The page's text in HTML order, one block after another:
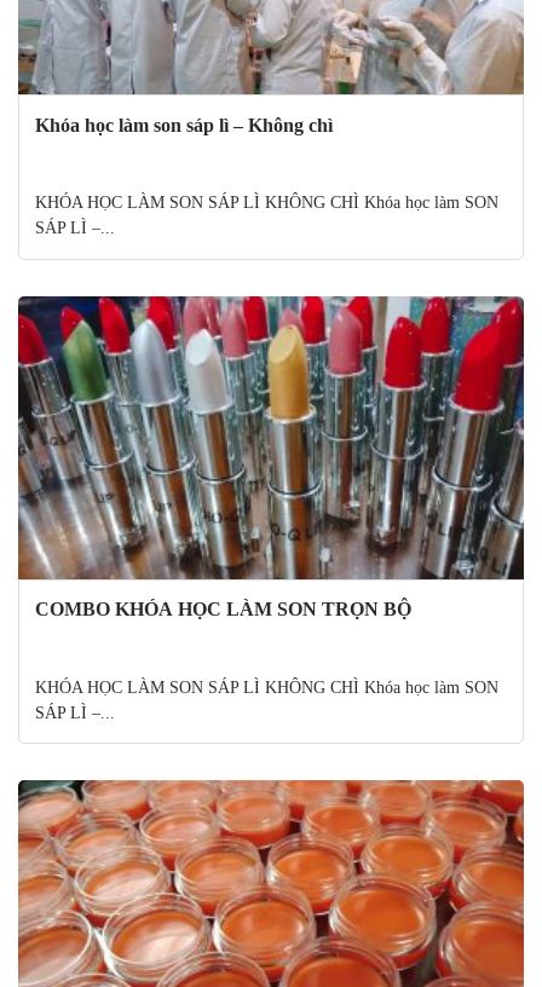
Khóa học làm son sáp lì – Không chì
KHÓA HỌC LÀM SON SÁP LÌ KHÔNG CHÌ Khóa học làm SON
SÁP LÌ –...
COMBO KHÓA HỌC LÀM SON TRỌN BỘ
KHÓA HỌC LÀM SON SÁP LÌ KHÔNG CHÌ Khóa học làm SON
SÁP LÌ –...